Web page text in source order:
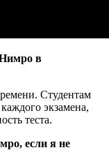
в
Студентам
экзамена,
теста.
если я не